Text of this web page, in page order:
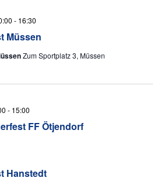
Müssen
- 16:30
Zum Sportplatz 3, Müssen
FF Ötjendorf
- 15:00
Hanstedt